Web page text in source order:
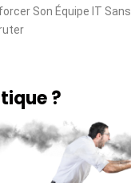
Son Équipe IT Sans
?